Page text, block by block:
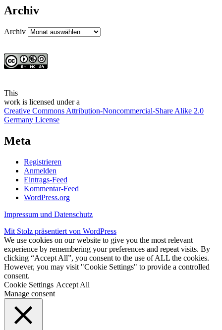
Archiv
Archiv
This
work is licensed under a
Creative Commons Attribution-Noncommercial-Share Alike 2.0
Germany License
Meta
Registrieren
Anmelden
Eintrags-Feed
Kommentar-Feed
WordPress.org
Impressum und Datenschutz
Mit Stolz präsentiert von WordPress
We use cookies on our website to give you the most relevant
experience by remembering your preferences and repeat visits. By
clicking “Accept All”, you consent to the use of ALL the cookies.
However, you may visit "Cookie Settings" to provide a controlled
consent.
Cookie Settings Accept All
Manage consent